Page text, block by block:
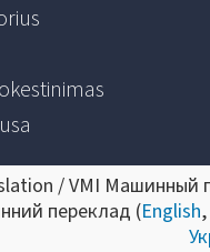
/ VMI Машинный
переклад (English,